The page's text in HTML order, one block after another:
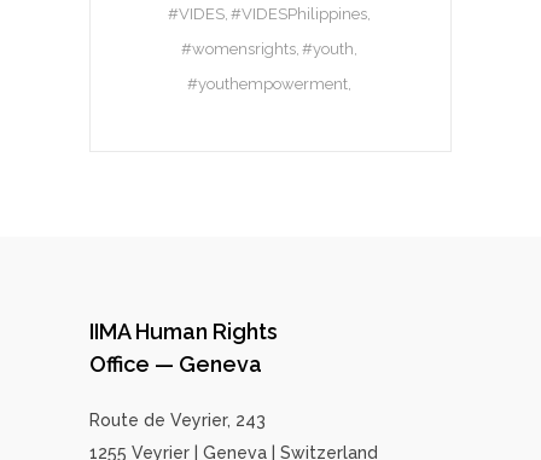
#VIDES #VIDESPhilippines
#womensrights #youth
#youthempowerment
IIMA Human Rights
Office — Geneva
Route de Veyrier, 243
1255 Veyrier | Geneva | Switzerland